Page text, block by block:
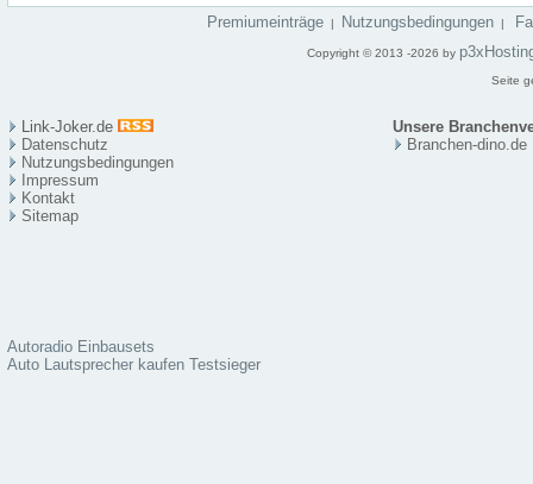
Premiumeinträge | Nutzungsbedingungen |
Copyright © 2013 -2026 by
Seite
Link-Joker.de
Unsere
Datenschutz
Nutzungsbedingungen
Impressum
Kontakt
Sitemap
Branchen-dino.de
Autoradio Einbausets
Auto Lautsprecher kaufen Testsieger